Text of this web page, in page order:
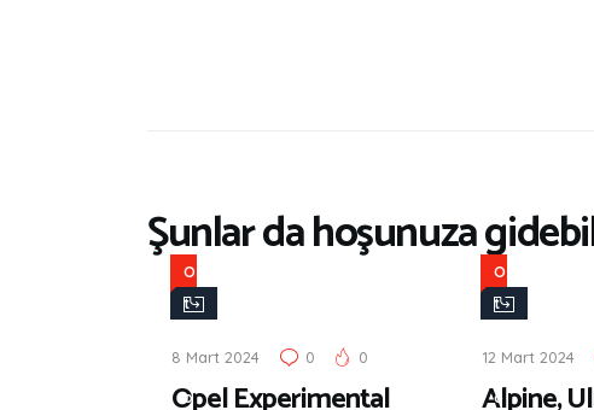
Şunlar da hoşunuza
O
t
m
o
8 Mart 2024 0 0
Opel Experimental
O
t
m
o
12 Mart 2024
Alpine,